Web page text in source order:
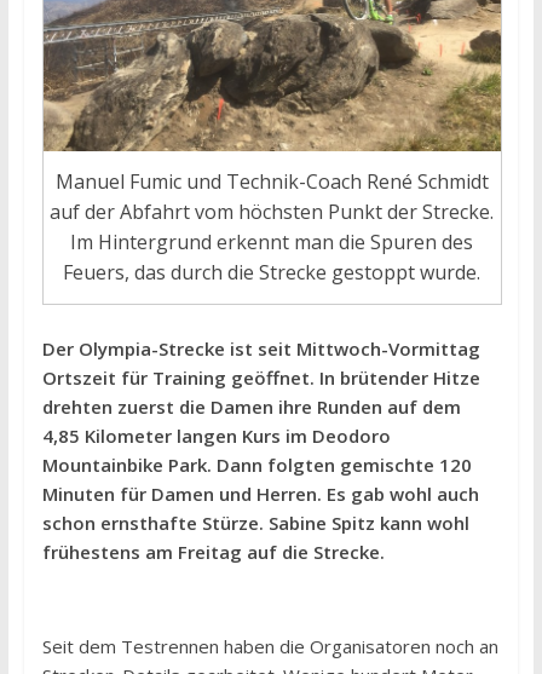
Manuel Fumic und Technik-Coach René Schmidt
auf der Abfahrt vom höchsten Punkt der Strecke.
Im Hintergrund erkennt man die Spuren des
Feuers, das durch die Strecke gestoppt wurde.
Der Olympia-Strecke ist seit Mittwoch-Vormittag
Ortszeit für Training geöffnet. In brütender Hitze
drehten zuerst die Damen ihre Runden auf dem
4,85 Kilometer langen Kurs im Deodoro
Mountainbike Park. Dann folgten gemischte 120
Minuten für Damen und Herren. Es gab wohl auch
schon ernsthafte Stürze. Sabine Spitz kann wohl
frühestens am Freitag auf die Strecke.
Seit dem Testrennen haben die Organisatoren noch an